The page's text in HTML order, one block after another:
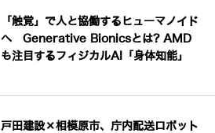
「触覚」で人と協働するヒューマノイド
へ Generative Bionicsとは? AMD
も注目するフィジカルAI「身体知能」
戸田建設×相模原市、庁内配送ロボット